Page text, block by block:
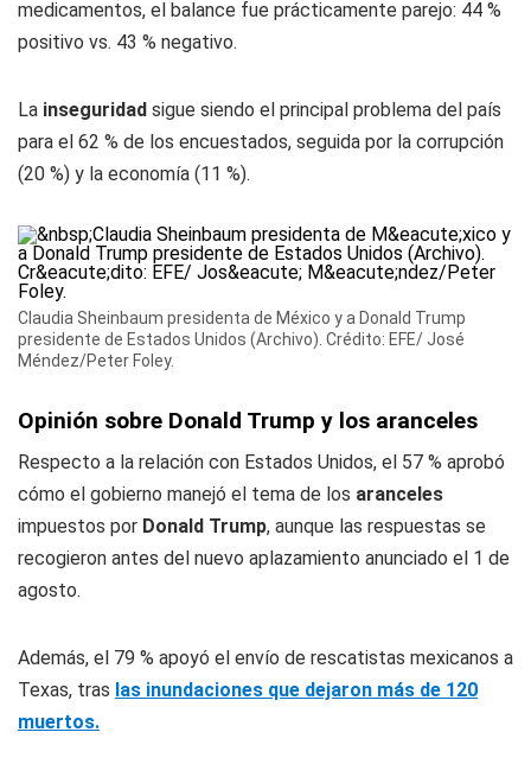
medicamentos, el balance fue prácticamente parejo: 44 %
positivo vs. 43 % negativo.
La inseguridad sigue siendo el principal problema del país
para el 62 % de los encuestados, seguida por la corrupción
(20 %) y la economía (11 %).
Claudia Sheinbaum presidenta de México y a Donald Trump
presidente de Estados Unidos (Archivo). Crédito: EFE/ José
Méndez/Peter Foley.
Opinión sobre Donald Trump y los aranceles
Respecto a la relación con Estados Unidos, el 57 % aprobó
cómo el gobierno manejó el tema de los aranceles
impuestos por Donald Trump, aunque las respuestas se
recogieron antes del nuevo aplazamiento anunciado el 1 de
agosto.
Además, el 79 % apoyó el envío de rescatistas mexicanos a
Texas, tras las inundaciones que dejaron más de 120
muertos.